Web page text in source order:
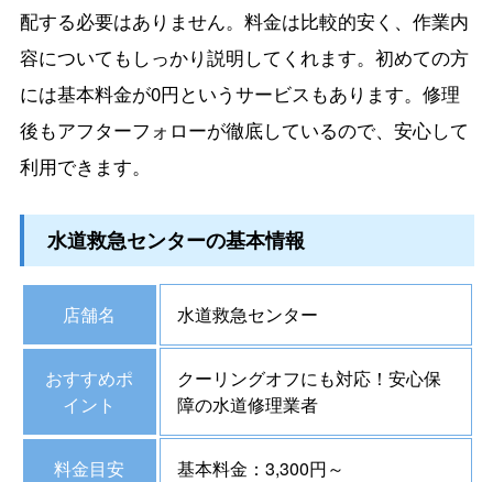
配する必要はありません。料金は比較的安く、作業内
容についてもしっかり説明してくれます。初めての方
には基本料金が0円というサービスもあります。修理
後もアフターフォローが徹底しているので、安心して
利用できます。
水道救急センターの基本情報
店舗名 水道救急センター
おすすめポ
イント
クーリングオフにも対応！安心保
障の水道修理業者
料金目安 基本料金：3,300円～